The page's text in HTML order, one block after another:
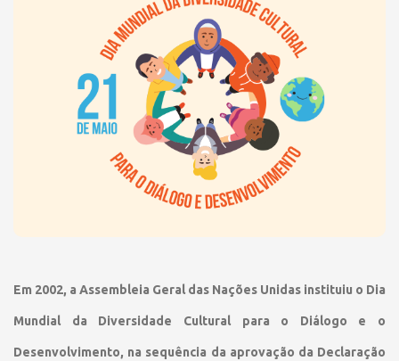
Em 2002, a Assembleia Geral das Nações Unidas instituiu o Dia
Mundial da Diversidade Cultural para o Diálogo e o
Desenvolvimento, na sequência da aprovação da Declaração